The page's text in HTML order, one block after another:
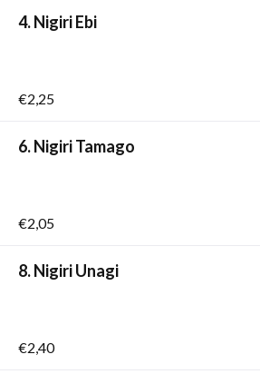
4. Nigiri Ebi
€2,25
6. Nigiri Tamago
€2,05
8. Nigiri Unagi
€2,40